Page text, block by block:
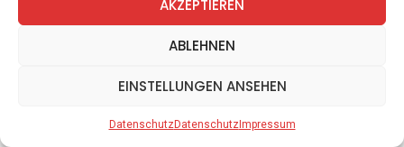
AKZEPTIEREN
ABLEHNEN
EINSTELLUNGEN ANSEHEN
DatenschutzDatenschutzImpressum